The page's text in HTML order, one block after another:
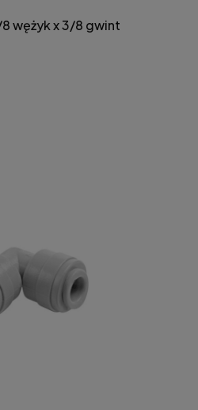
wężyk x 3/8 gwint